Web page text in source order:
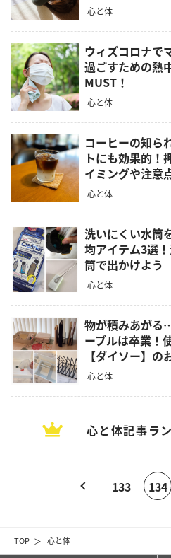
TOP 心と体
心と体
ウィズコロナで
過ごすための熱
MUST！
心と体
コーヒーの知ら
トにも効果的！
イミングや注意
心と体
洗いにくい水筒
均アイテム3選
筒で出かけよう
心と体
物が積みあがる
ーブルは卒業！
【ダイソー】
心と体
心と体記事ラ
133 134